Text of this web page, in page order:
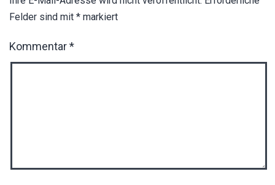
Felder sind mit * markiert
Kommentar*